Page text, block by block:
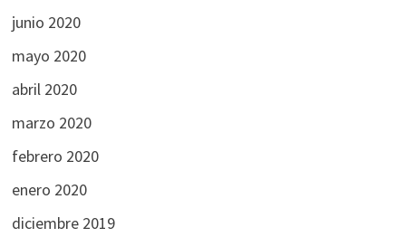
junio 2020
mayo 2020
abril 2020
marzo 2020
febrero 2020
enero 2020
diciembre 2019